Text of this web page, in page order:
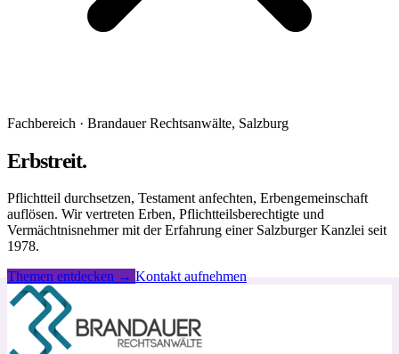
Fachbereich · Brandauer Rechtsanwälte, Salzburg
Erbstreit.
Pflichtteil durchsetzen, Testament anfechten, Erbengemeinschaft
auflösen. Wir vertreten Erben, Pflichtteilsberechtigte und
Vermächtnisnehmer mit der Erfahrung einer Salzburger Kanzlei seit
1978.
Themen entdecken → Kontakt aufnehmen